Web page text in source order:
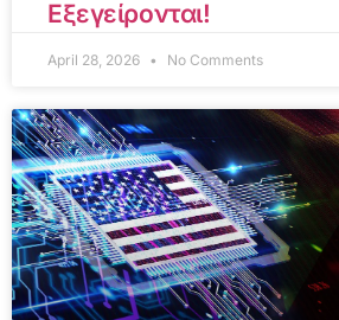
Εξεγείρονται!
April 28, 2026 No Comments